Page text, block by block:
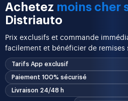
Achetez moins cher
Distriauto
Prix exclusifs et commande
facilement et bénéficier de remises
Tarifs App exclusif
Paiement 100% sécurisé
Livraison 24/48 h